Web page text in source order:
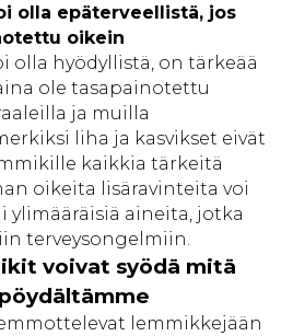
olla epäterveellistä, jos
oikein
olla hyödyllistä, on tärkeää
ole tasapainotettu
ja muilla
liha ja kasvikset eivät
kaikkia tärkeitä
oikeita lisäravinteita voi
ylimääräisiä aineita, jotka
terveysongelmiin.
voivat syödä mitä
lemmikkejään